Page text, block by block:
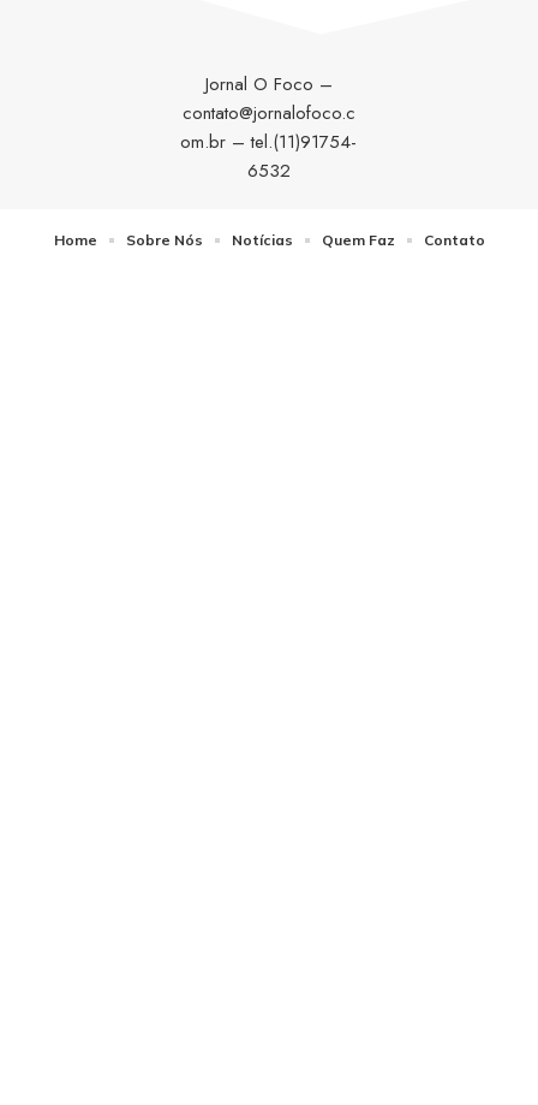
Jornal O Foco –
contato@jornalofoco.c
om.br – tel.(11)91754-
6532
Home Sobre Nós Notícias Quem Faz Contato